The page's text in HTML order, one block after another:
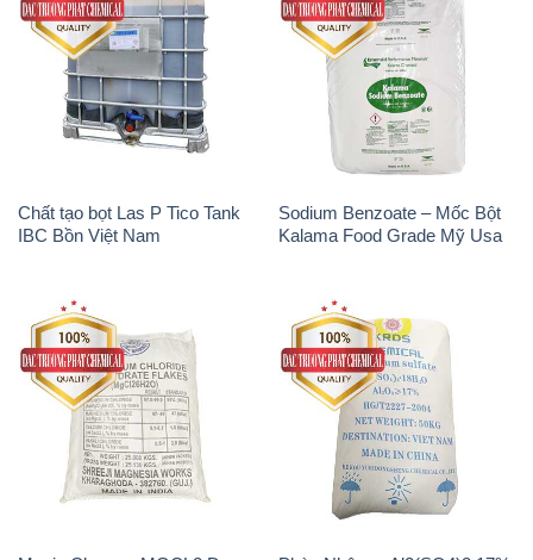
Chất tạo bọt Las P Tico Tank
IBC Bồn Việt Nam
Sodium Benzoate – Mốc Bột
Kalama Food Grade Mỹ Usa